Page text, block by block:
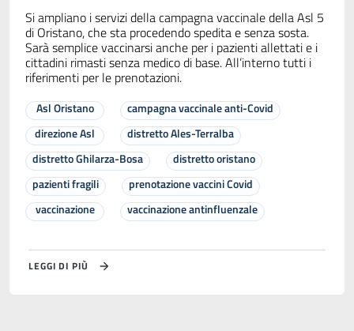
Si ampliano i servizi della campagna vaccinale della Asl 5
di Oristano, che sta procedendo spedita e senza sosta.
Sarà semplice vaccinarsi anche per i pazienti allettati e i
cittadini rimasti senza medico di base. All’interno tutti i
riferimenti per le prenotazioni.
Asl Oristano
campagna vaccinale anti-Covid
direzione Asl
distretto Ales-Terralba
distretto Ghilarza-Bosa
distretto oristano
pazienti fragili
prenotazione vaccini Covid
vaccinazione
vaccinazione antinfluenzale
LEGGI DI PIÙ